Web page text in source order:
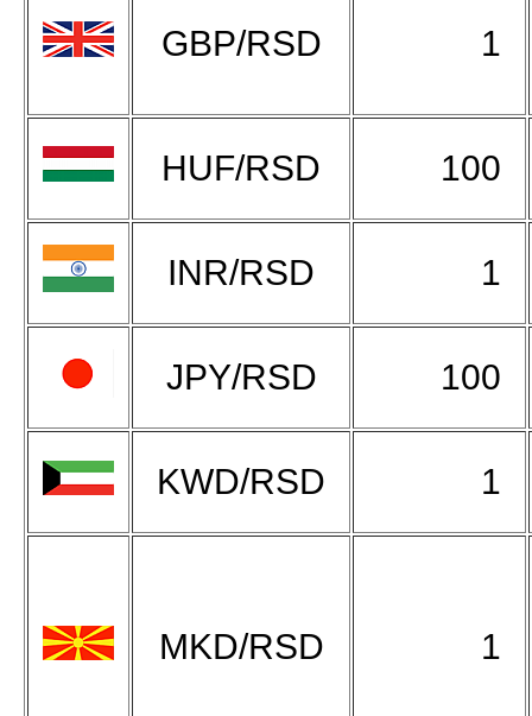
GBP/RSD 1
HUF/RSD 100
INR/RSD 1
JPY/RSD 100
KWD/RSD 1
MKD/RSD 1